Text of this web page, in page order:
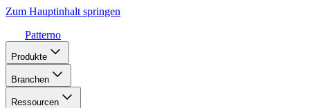
Zum Hauptinhalt springen
Patterno
Produkte
Branchen
Ressourcen